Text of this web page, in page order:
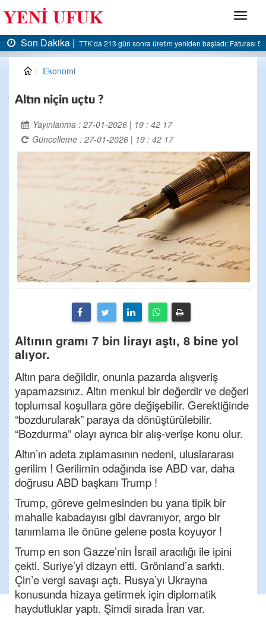
Menü
Son Dakika | AK Parti Ereğli İlçe Başkanlığı’ndan belediyeye sert
Ekonomi
Altın niçin uçtu ?
Yayınlanma : 27-01-2026 | 19 : 42 17
Güncelleme : 27-01-2026 | 19 : 42 17
Altının gramı 7 bin lirayı aştı, 8 bine yol
alıyor.
Altın para değildir, onunla pazarda alışveriş
yapamazsınız. Altın menkul bir değerdir ve değeri
toplumsal koşullara göre değişebilir. Gerektiğinde
“bozdurularak” paraya da dönüştürülebilir.
“Bozdurma” olayı ayrıca bir alış-verişe konu olur.
Altın’ın adeta zıplamasının nedeni, uluslararası
gerilim ! Gerilimin odağında ise ABD var, daha
doğrusu ABD başkanı Trump !
Trump, göreve gelmesinden bu yana tipik bir
mahalle kabadayısı gibi davranıyor, argo bir
tanımlama ile önüne gelene posta koyuyor !
Trump en son Gazze’nin İsrail aracılığı ile ipini
çekti. Suriye’yi dizayn etti. Grönland’a sarktı.
Çin’e vergi savaşı açtı. Rusya’yı Ukrayna
konusunda hizaya getirmek için diplomatik
haydutluklar yaptı. Şimdi sırada İran var.